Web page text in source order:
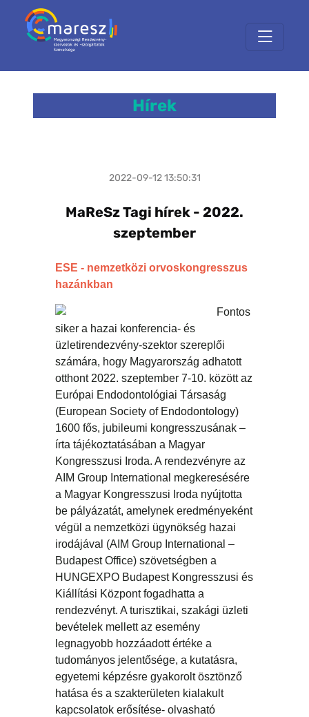
Hírek
2022-09-12 13:50:31
MaReSz Tagi hírek - 2022.
szeptember
ESE - nemzetközi orvoskongresszus
hazánkban
Fontos
siker a hazai konferencia- és
üzletirendezvény-szektor szereplői
számára, hogy Magyarország adhatott
otthont 2022. szeptember 7-10. között az
Európai Endodontológiai Társaság
(European Society of Endodontology)
1600 fős, jubileumi kongresszusának –
írta tájékoztatásában a Magyar
Kongresszusi Iroda. A rendezvényre az
AIM Group International megkeresésére
a Magyar Kongresszusi Iroda nyújtotta
be pályázatát, amelynek eredményeként
végül a nemzetközi ügynökség hazai
irodájával (AIM Group International –
Budapest Office) szövetségben a
HUNGEXPO Budapest Kongresszusi és
Kiállítási Központ fogadhatta a
rendezvényt. A turisztikai, szakági üzleti
bevételek mellett az esemény
legnagyobb hozzáadott értéke a
tudományos jelentősége, a kutatásra,
egyetemi képzésre gyakorolt ösztönző
hatása és a szakterületen kialakult
kapcsolatok erősítése- olvasható